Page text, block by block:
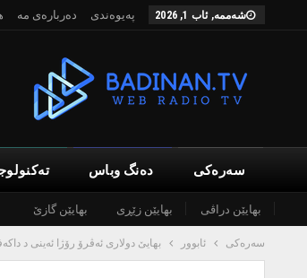
شەممە, ئاب 1, 2026 پەیوەندی دەربارەی مە
سەرەکی دەنگ وباس
بهایێن دراڤی بهایێن زێڕی بهایێن گازێ
سەرەکی ئابوور بهایێ دولاری ئەڤرۆ رۆژا ئەینی د